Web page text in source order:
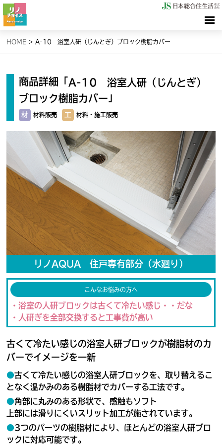
HOME
情報（リノブログ）
お問合せ
HOME > A-10 浴室人研（じんとぎ）ブロック樹脂カバー
商品詳細「 A-10 浴室人研（じんとぎ）
ブロック樹脂カバー 」
材 材料販売 工 材料・施工販売
リノAQUA 住戸専有部分（水廻り）
こんなお悩みの方へ
・浴室の人研ブロックは古くて冷たい感じ・・だな
・人研ぎを全部交換すると工事費が高い
古くて冷たい感じの浴室人研ブロックが樹脂材のカ
バーでイメージを一新
●古くて冷たい感じの浴室人研ブロックを、取り替えるこ
となく温かみのある樹脂材でカバーする工法です。
●角部に丸みのある形状で、感触もソフト
上部には滑りにくいスリット加工が施されています。
●3つのパーツの樹脂材により、ほとんどの浴室人研ブロ
ックに対応可能です。